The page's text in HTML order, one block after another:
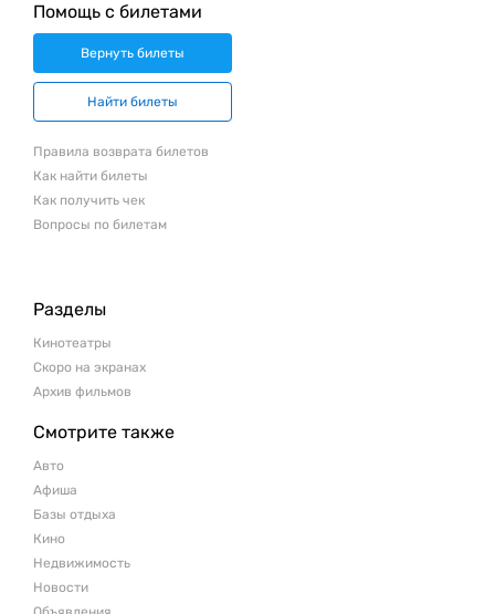
Помощь с билетами
Вернуть билеты
Найти билеты
Правила возврата билетов
Как найти билеты
Как получить чек
Вопросы по билетам
Разделы
Кинотеатры
Скоро на экранах
Архив фильмов
Смотрите также
Авто
Афиша
Базы отдыха
Кино
Недвижимость
Новости